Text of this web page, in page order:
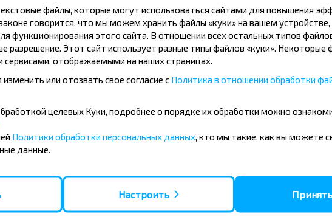
танней?
і іншыя цікавыя прапановы
навін і падарожнічай з намі танней!
файлы, которые могут использоваться сайтами для повышения
говорится, что мы можем хранить файлы «куки» на вашем устройстве,
функционирования этого сайта. В отношении всех остальных типов
разрешение. Этот сайт использует разные типы файлов «куки». Некоторые
отображаемыми на наших страницах.
или отозвать свое согласие с Политика в отношении обработки
целевых Куки, подробнее о порядке их обработки можно
Политики обработки персональных данных , кто мы такие, как вы можете
данные.
Настроить